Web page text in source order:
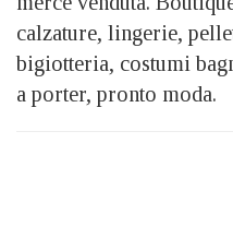
calzature, lingerie,
bigiotteria, costumi
a porter, pronto moda.